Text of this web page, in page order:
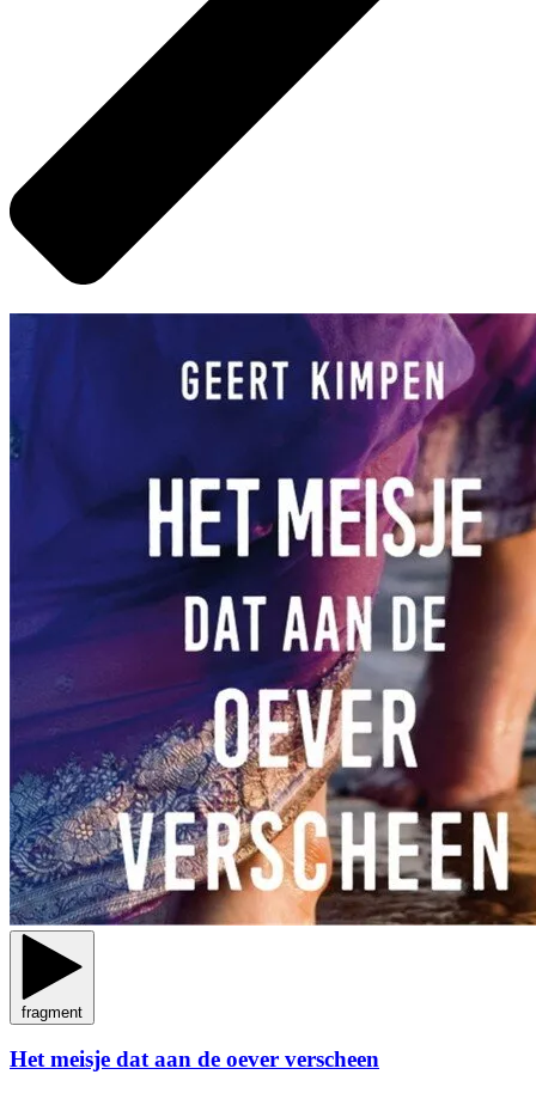
fragment
Het meisje dat aan de oever verscheen